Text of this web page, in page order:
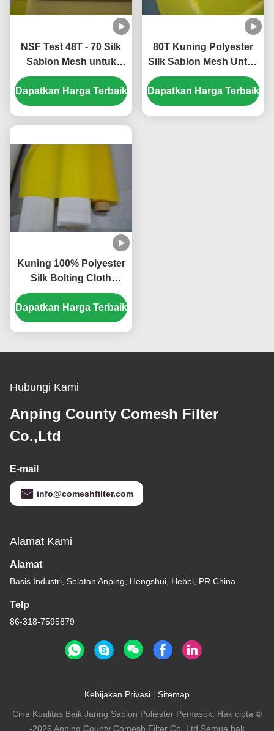
NSF Test 48T - 70 Silk
Sablon Mesh untuk
Pencetakan T-shirt
Dapatkan Harga Terbaik
80T Kuning Polyester
Silk Sablon Mesh Untuk
Pencetakan Tekstil, 30-
70m / Roll
Dapatkan Harga Terbaik
Kuning 100% Polyester
Silk Bolting Cloth
Weave Polos Dengan
Lebar 1,15-3,6m
Dapatkan Harga Terbaik
Hubungi Kami
Anping County Comesh Filter
Co.,Ltd
E-mail
info@comeshfilter.com
Alamat Kami
Alamat
Basis Industri, Selatan Anping, Hengshui, Hebei, PR China.
Telp
86-318-7595879
Kebijakan Privasi | Sitemap
Cina Kualitas Baik Jaring Sablon Poliester Pemasok. Hak cipta ©
-2026 Anping County Comesh Filter Co.,Ltd Semua hak